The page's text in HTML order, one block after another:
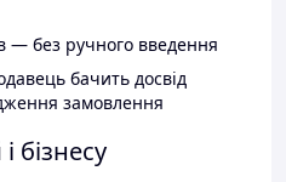
— без ручного введення
бачить досвід
замовлення
бізнесу